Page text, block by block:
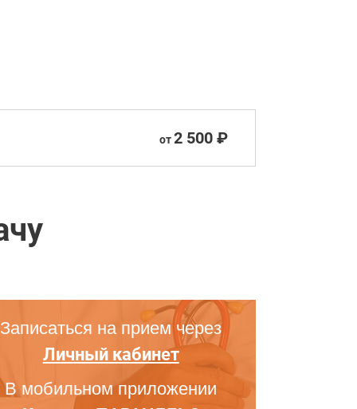
от2 500 ₽
Записаться на прием через
Личный кабинет
В мобильном приложении